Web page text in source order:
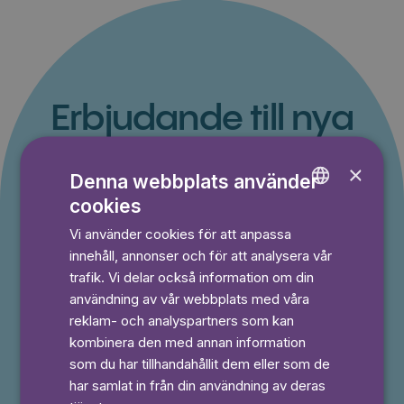
Erbjudande till nya
Du betalar inget under provperioden och kan
avsluta din prenumeration när som helst.
⭐️ Offer!
Månad
49,50 kr
50% rabatt i 3 månader
Prova 7 dagar gratis
Läs och lyssna obegränsat
×
Denna webbplats använder
cookies
Vi använder cookies för att anpassa
innehåll, annonser och för att analysera vår
trafik. Vi delar också information om din
användning av vår webbplats med våra
reklam- och analyspartners som kan
kombinera den med annan information
som du har tillhandahållit dem eller som de
har samlat in från din användning av deras